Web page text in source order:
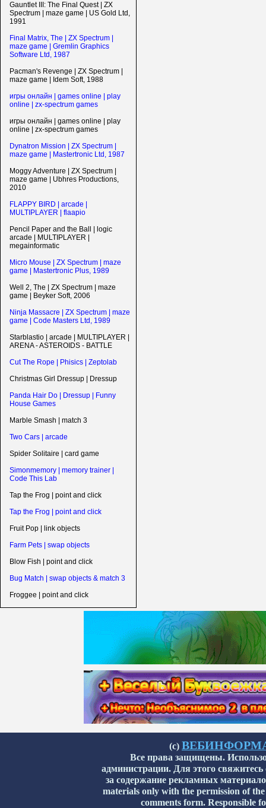
Gauntlet III: The Final Quest | ZX
Spectrum | maze game | US Gold Ltd,
1991
Final Matrix, The | ZX Spectrum |
maze game | Gremlin Graphics
Software Ltd, 1987
Pacman's Revenge | ZX Spectrum |
maze game | Idem Soft, 1988
игры онлайн | games online | play
online | zx-spectrum games
игры онлайн | games online | play
online | zx-spectrum games
Dynatron Mission | ZX Spectrum |
maze game | Mastertronic Ltd, 1987
Moggy Adventure | ZX Spectrum |
maze game | Ubhres Productions,
2010
FLAPPY BIRD | arcade |
MULTIPLAYER | flaapio
Pencil Paper and the Ball | logic
arcade | MULTIPLAYER |
megainformatic
Micro Mouse | ZX Spectrum | maze
game | Mastertronic Plus, 1989
Well 2, The | ZX Spectrum | maze
game | Beyker Soft, 2006
Ninja Massacre | ZX Spectrum | maze
game | Code Masters Ltd, 1989
Starblastio | arcade | MULTIPLAYER |
ARENA - ASTEROIDS - BATTLE
Cut The Rope | Phisics | Zeptolab
Christmas Girl Dressup | Dressup
Panda Hair Do | Dressup | Funny
House Games
Marble Smash | match 3
Two Cars | arcade
Spider Solitaire | card game
Simonmemory | memory trainer |
Code This Lab
Tap the Frog | point and click
Tap the Frog | point and click
Fruit Pop | link objects
Farm Pets | swap objects
Blow Fish | point and click
Bug Match | swap objects & match 3
Froggee | point and click
(с)
Все права защищены.
администрации. Для этого
за содержание рекламных
materials only with the permission of
comments form. Responsible